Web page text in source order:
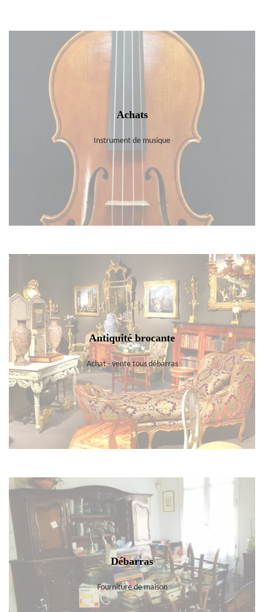
Achats
Instrument de musique
Antiquité brocante
Achat - vente tous débarras
Débarras
Fourniture de maison